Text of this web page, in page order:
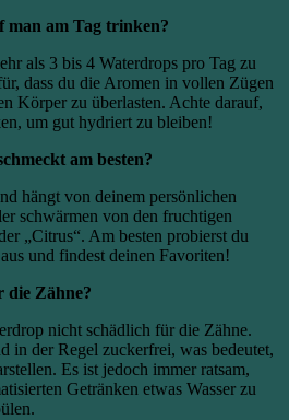
man am Tag trinken?
als 3 bis 4 Waterdrops pro Tag zu
dass du die Aromen in vollen Zügen
Körper zu überlasten. Achte darauf,
um gut hydriert zu bleiben!
am besten?
hängt von deinem persönlichen
schwärmen von den fruchtigen
„Citrus“. Am besten probierst du
und findest deinen Favoriten!
die Zähne?
nicht schädlich für die Zähne.
in der Regel zuckerfrei, was bedeutet,
Es ist jedoch immer ratsam,
Getränken etwas Wasser zu